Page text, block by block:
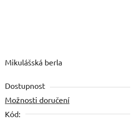
Mikulášská berla
Dostupnost
Možnosti doručení
Kód: